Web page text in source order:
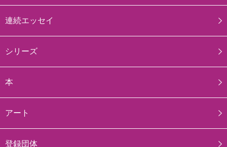
連続エッセイ
シリーズ
本
アート
登録団体